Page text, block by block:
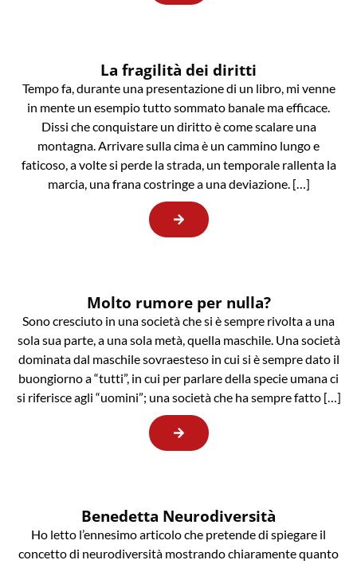
La fragilità dei diritti
Tempo fa, durante una presentazione di un libro, mi venne
in mente un esempio tutto sommato banale ma efficace.
Dissi che conquistare un diritto è come scalare una
montagna. Arrivare sulla cima è un cammino lungo e
faticoso, a volte si perde la strada, un temporale rallenta la
marcia, una frana costringe a una deviazione. […]
Molto rumore per nulla?
Sono cresciuto in una società che si è sempre rivolta a una
sola sua parte, a una sola metà, quella maschile. Una società
dominata dal maschile sovraesteso in cui si è sempre dato il
buongiorno a “tutti”, in cui per parlare della specie umana ci
si riferisce agli “uomini”; una società che ha sempre fatto […]
Benedetta Neurodiversità
Ho letto l’ennesimo articolo che pretende di spiegare il
concetto di neurodiversità mostrando chiaramente quanto